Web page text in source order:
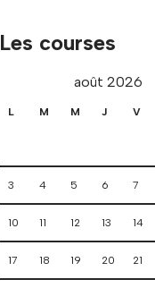
Les courses
août 2026
L M M J V
3 4 5 6 7
10 11 12 13 14
17 18 19 20 21